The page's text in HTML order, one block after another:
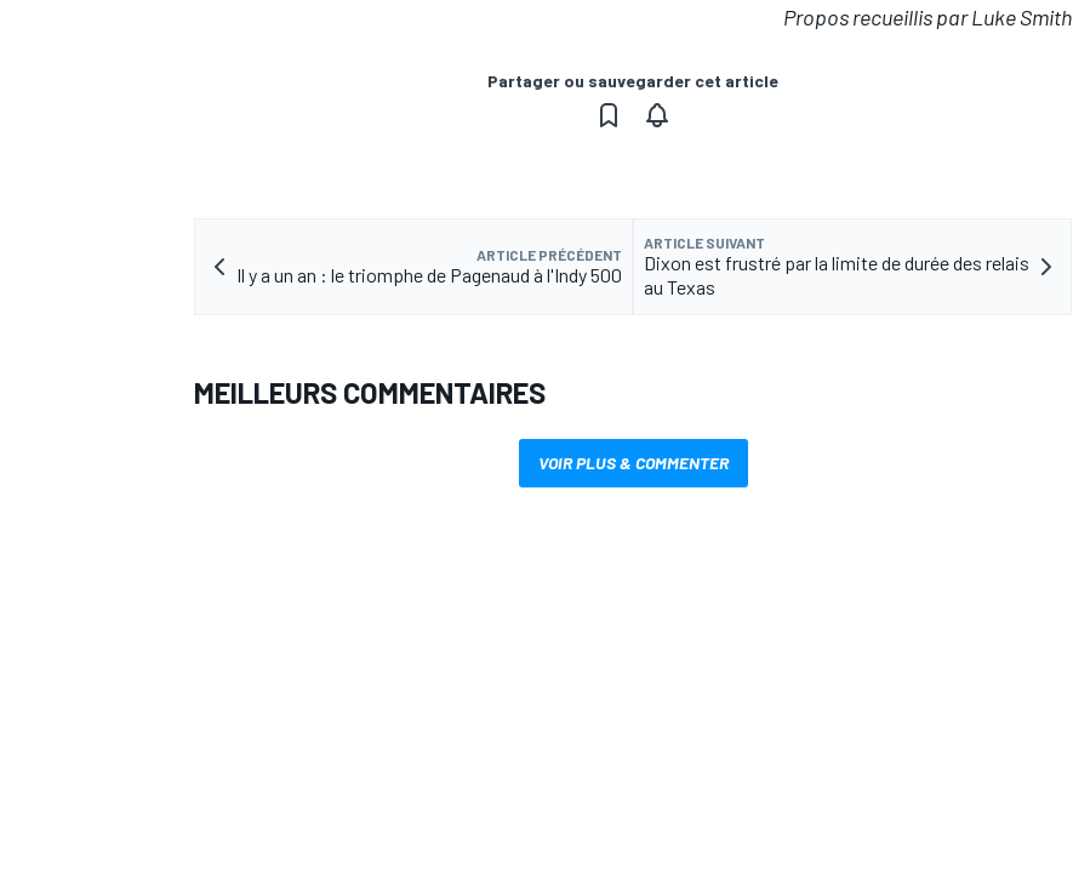
Propos recueillis par Luke Smith
Partager ou sauvegarder cet article
ARTICLE PRÉCÉDENT
Il y a un an : le triomphe de Pagenaud à l'Indy 500
ARTICLE SUIVANT
Dixon est frustré par la limite de durée des relais
au Texas
MEILLEURS COMMENTAIRES
VOIR PLUS & COMMENTER